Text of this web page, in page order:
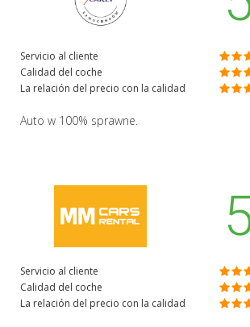
Servicio al cliente
Calidad del coche
La relación del precio con la calidad
Auto w 100% sprawne.
Servicio al cliente
Calidad del coche
La relación del precio con la calidad